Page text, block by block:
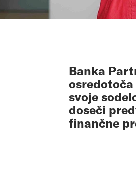
Banka
svoje
doseči
finančne